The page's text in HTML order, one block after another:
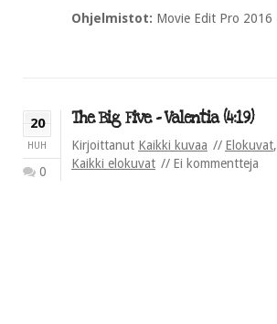
Ohjelmistot: Movie Edit Pro 2016
20
HUH
0
The Big Five – Valentia (4:19)
Kirjoittanut Kaikki kuvaa Elokuvat,
Kaikki elokuvat
Ei kommentteja